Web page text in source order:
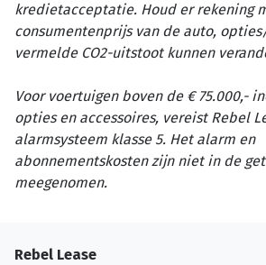
kredietacceptatie. Houd er rekening
consumentenprijs van de auto,
vermelde CO2-uitstoot kunnen
Voor voertuigen boven de € 75.000,-
opties en accessoires, vereist Rebel
alarmsysteem klasse 5. Het alarm en
abonnementskosten zijn niet in de
meegenomen.
Rebel Lease